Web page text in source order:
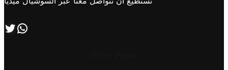
تابعنا علي صفحة التويتر اتصل بنا علي طريق الوتساب